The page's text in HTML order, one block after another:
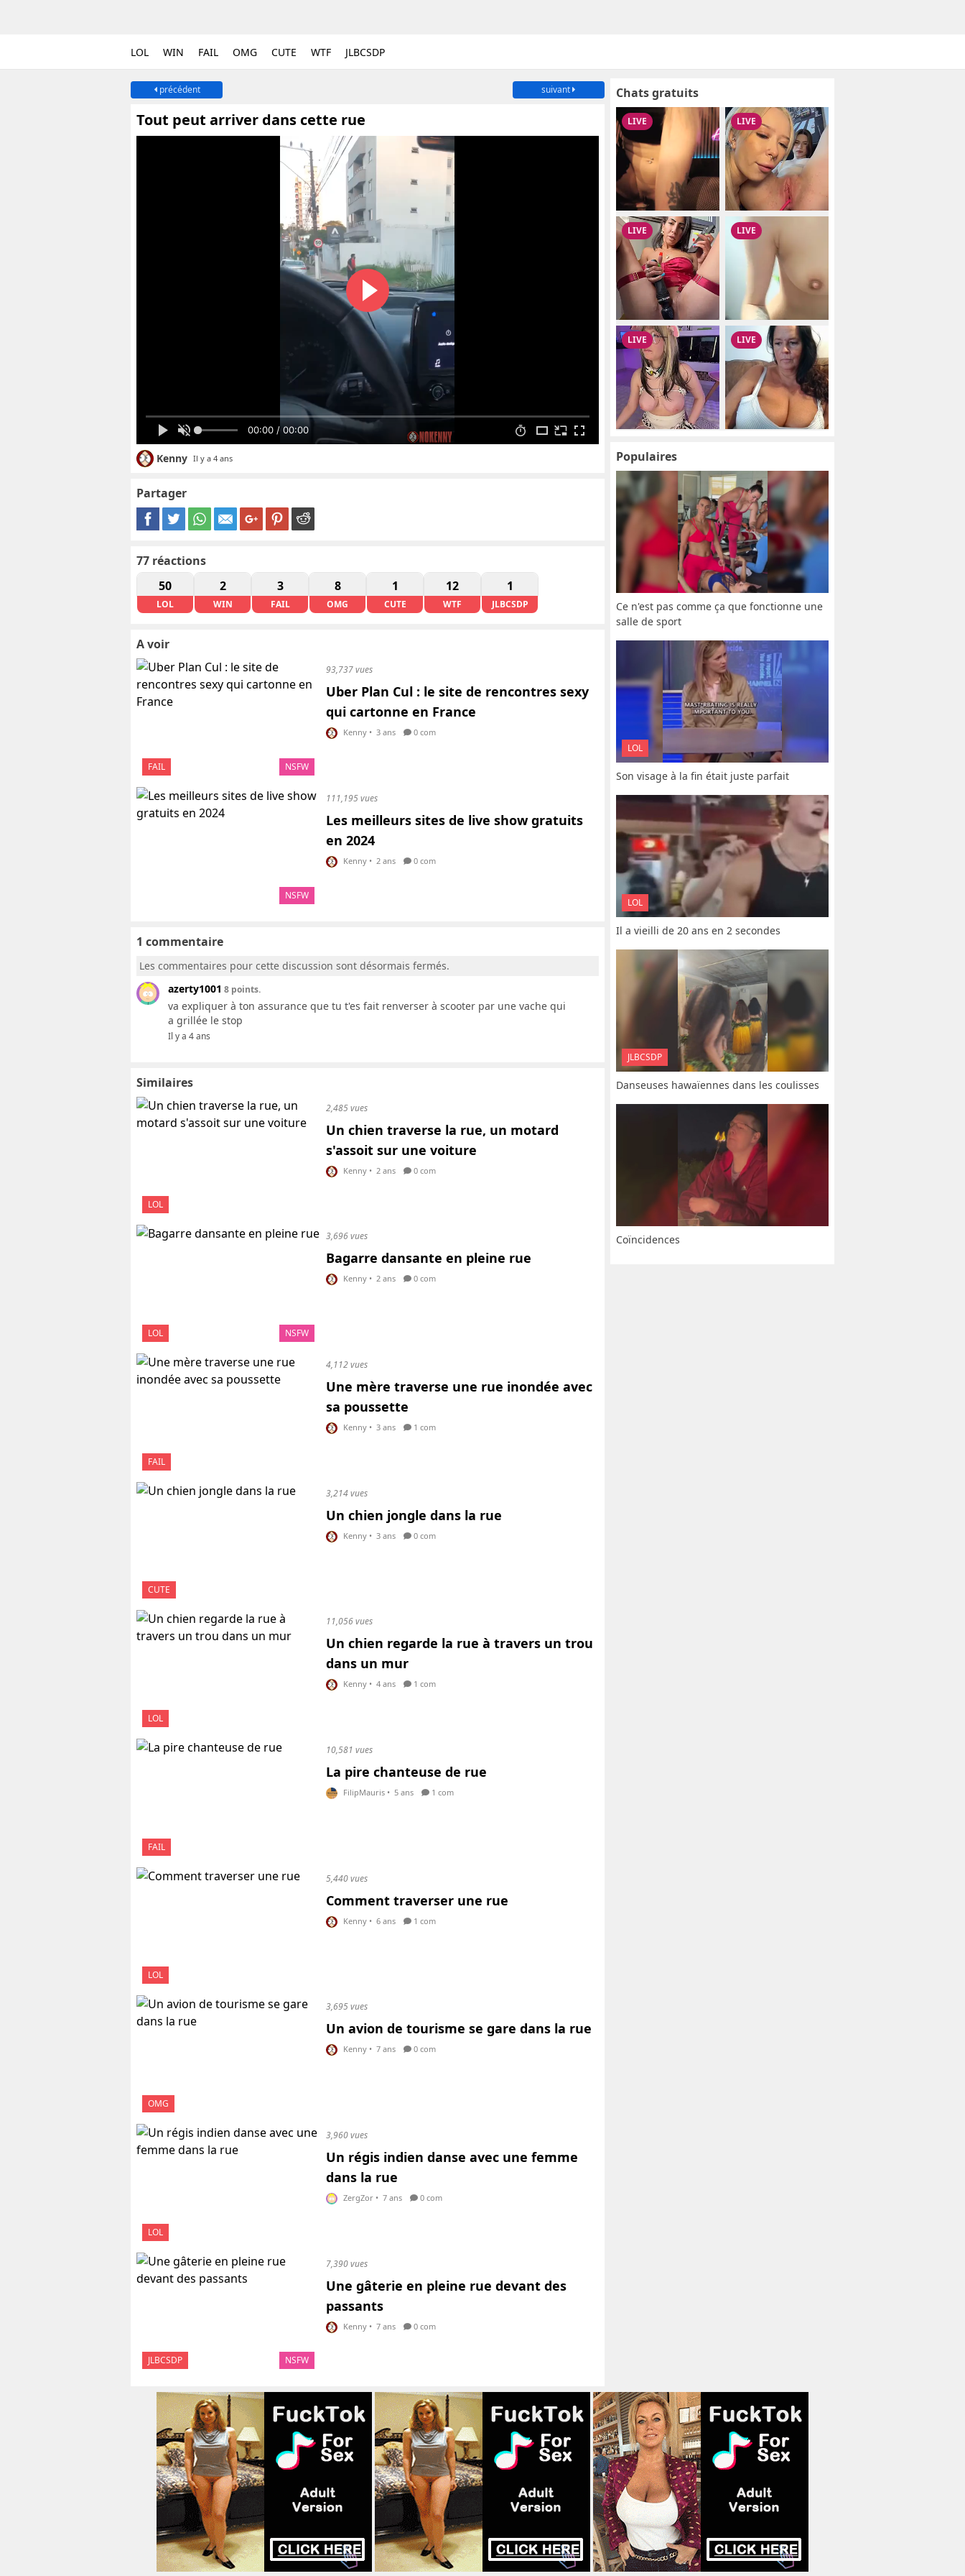
LOL WIN FAIL OMG CUTE WTF JLBCSDP
précédent suivant
Tout peut arriver dans cette rue
00:00 / 00:00
Kenny Il y a 4 ans
Partager
77 réactions
50
LOL
2
WIN
3
FAIL
8
OMG
1
CUTE
12
WTF
1
JLBCSDP
A voir
FAIL NSFW
93,737 vues
Uber Plan Cul : le site de rencontres sexy
qui cartonne en France
Kenny • 3 ans 0 com
NSFW
111,195 vues
Les meilleurs sites de live show gratuits
en 2024
Kenny • 2 ans 0 com
1 commentaire
Les commentaires pour cette discussion sont désormais fermés.
azerty1001 8 points.
va expliquer à ton assurance que tu t'es fait renverser à scooter par une vache qui
a grillée le stop
Il y a 4 ans
Similaires
LOL
2,485 vues
Un chien traverse la rue, un motard
s'assoit sur une voiture
Kenny • 2 ans 0 com
LOL NSFW
3,696 vues
Bagarre dansante en pleine rue
Kenny • 2 ans 0 com
FAIL
4,112 vues
Une mère traverse une rue inondée avec
sa poussette
Kenny • 3 ans 1 com
CUTE
3,214 vues
Un chien jongle dans la rue
Kenny • 3 ans 0 com
LOL
11,056 vues
Un chien regarde la rue à travers un trou
dans un mur
Kenny • 4 ans 1 com
FAIL
10,581 vues
La pire chanteuse de rue
FilipMauris • 5 ans 1 com
LOL
5,440 vues
Comment traverser une rue
Kenny • 6 ans 1 com
OMG
3,695 vues
Un avion de tourisme se gare dans la rue
Kenny • 7 ans 0 com
LOL
3,960 vues
Un régis indien danse avec une femme
dans la rue
ZergZor • 7 ans 0 com
JLBCSDP NSFW
7,390 vues
Une gâterie en pleine rue devant des
passants
Kenny • 7 ans 0 com
Chats gratuits
Populaires
Ce n'est pas comme ça que fonctionne une
salle de sport
LOL
Son visage à la fin était juste parfait
LOL
Il a vieilli de 20 ans en 2 secondes
JLBCSDP
Danseuses hawaïennes dans les coulisses
Coïncidences